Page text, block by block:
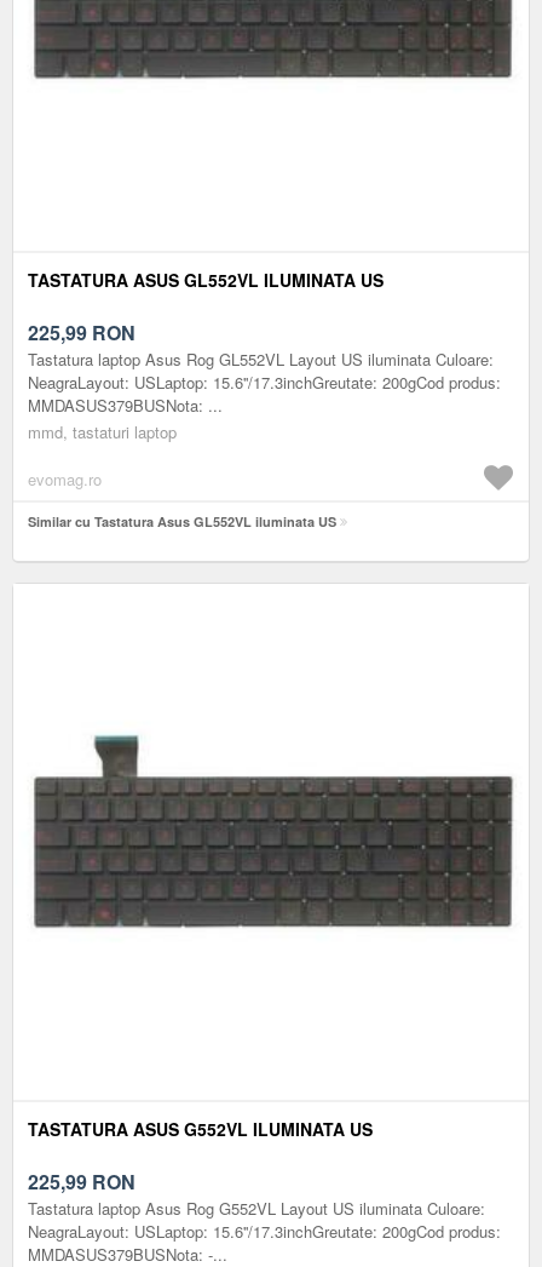
TASTATURA ASUS GL552VL ILUMINATA US
225,99 RON
Tastatura laptop Asus Rog GL552VL Layout US iluminata Culoare:
NeagraLayout: USLaptop: 15.6''/17.3inchGreutate: 200gCod produs:
MMDASUS379BUSNota: ...
mmd, tastaturi laptop
evomag.ro
Similar cu Tastatura Asus GL552VL iluminata US
TASTATURA ASUS G552VL ILUMINATA US
225,99 RON
Tastatura laptop Asus Rog G552VL Layout US iluminata Culoare:
NeagraLayout: USLaptop: 15.6''/17.3inchGreutate: 200gCod produs:
MMDASUS379BUSNota: -...